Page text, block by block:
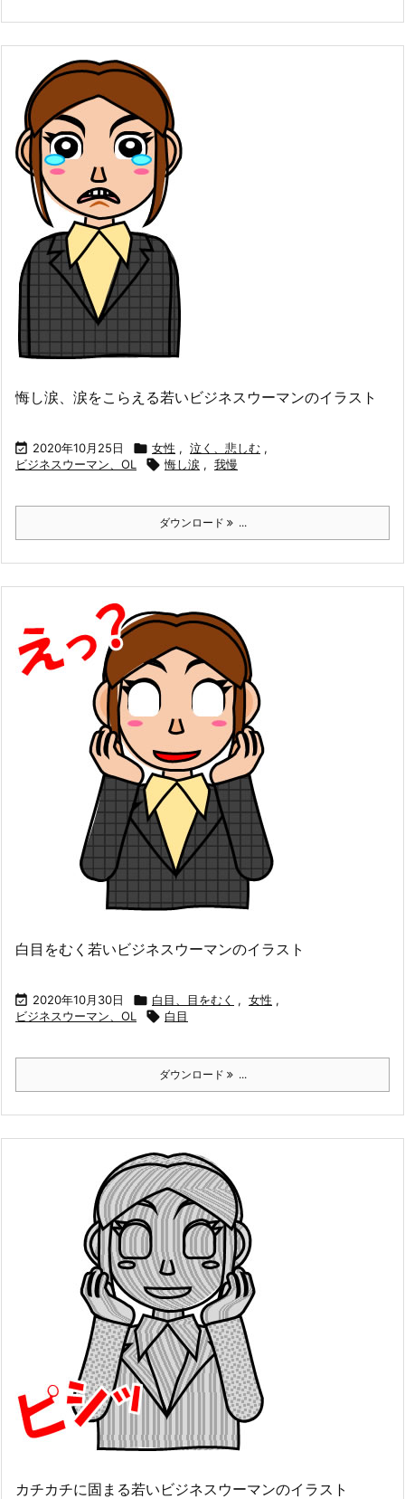
悔し涙、涙をこらえる若いビジネスウーマンのイラスト
 2020年10月25日  女性 , 泣く、悲しむ ,
ビジネスウーマン、OL
 悔し涙 , 我慢
ダウンロード ...
白目をむく若いビジネスウーマンのイラスト
 2020年10月30日  白目、目をむく , 女性 ,
ビジネスウーマン、OL
 白目
ダウンロード ...
カチカチに固まる若いビジネスウーマンのイラスト